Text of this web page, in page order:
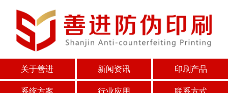
关于善进 新闻资讯
印刷产品